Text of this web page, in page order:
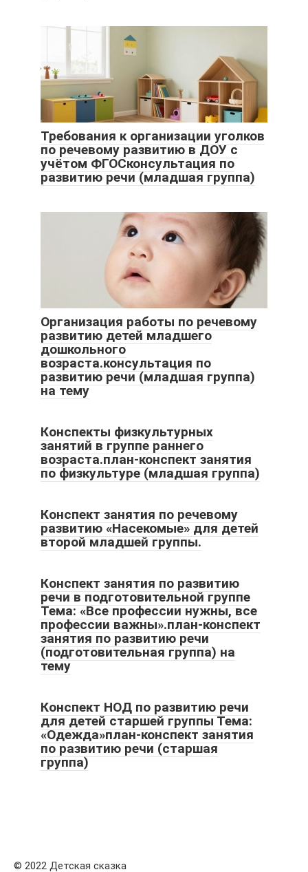
Требования к организации уголков
по речевому развитию в ДОУ с
учётом ФГОСконсультация по
развитию речи (младшая группа)
Организация работы по речевому
развитию детей младшего
дошкольного
возраста.консультация по
развитию речи (младшая группа)
на тему
Конспекты физкультурных
занятий в группе раннего
возраста.план-конспект занятия
по физкультуре (младшая группа)
Конспект занятия по речевому
развитию «Насекомые» для детей
второй младшей группы.
Конспект занятия по развитию
речи в подготовительной группе
Тема: «Все профессии нужны, все
профессии важны».план-конспект
занятия по развитию речи
(подготовительная группа) на
тему
Конспект НОД по развитию речи
для детей старшей группы Тема:
«Одежда»план-конспект занятия
по развитию речи (старшая
группа)
© 2022 Детская сказка